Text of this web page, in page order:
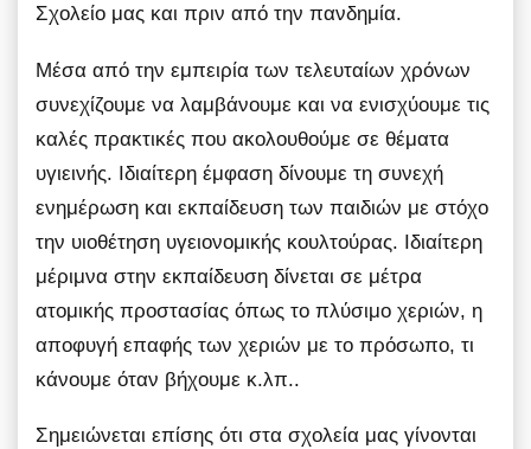
Σχολείο μας και πριν από την πανδημία.
Μέσα από την εμπειρία των τελευταίων χρόνων
συνεχίζουμε να λαμβάνουμε και να ενισχύουμε τις
καλές πρακτικές που ακολουθούμε σε θέματα
υγιεινής. Ιδιαίτερη έμφαση δίνουμε τη συνεχή
ενημέρωση και εκπαίδευση των παιδιών με στόχο
την υιοθέτηση υγειονομικής κουλτούρας. Ιδιαίτερη
μέριμνα στην εκπαίδευση δίνεται σε μέτρα
ατομικής προστασίας όπως το πλύσιμο χεριών, η
αποφυγή επαφής των χεριών με το πρόσωπο, τι
κάνουμε όταν βήχουμε κ.λπ..
Σημειώνεται επίσης ότι στα σχολεία μας γίνονται